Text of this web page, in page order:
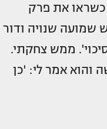
כשראו את פרק
שמועה שנויה ודור
ממש צחקתי.
והוא אמר לי: 'כן